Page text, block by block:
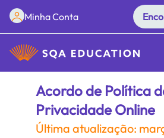
Minha Conta
Acordo de Política
Privacidade Online
Última atualização: